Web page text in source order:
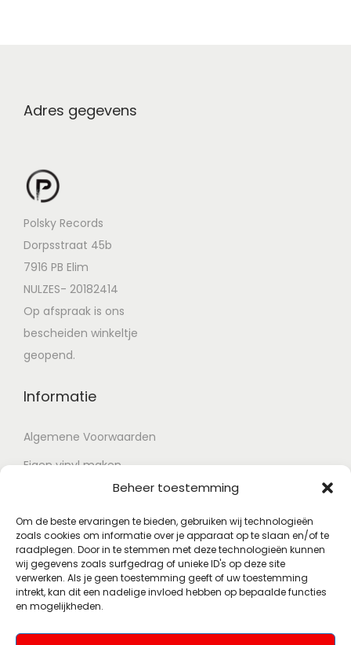
Beheer toestemming
Om de beste ervaringen te bieden, gebruiken wij technologieën
zoals cookies om informatie over je apparaat op te slaan en/of te
raadplegen. Door in te stemmen met deze technologieën kunnen
wij gegevens zoals surfgedrag of unieke ID's op deze site
verwerken. Als je geen toestemming geeft of uw toestemming
intrekt, kan dit een nadelige invloed hebben op bepaalde functies
en mogelijkheden.
Adres gegevens
Polsky Records
Dorpsstraat 45b
7916 PB Elim
NULZES- 20182414
Op afspraak is ons
bescheiden winkeltje
geopend.
Informatie
Algemene Voorwaarden
Eigen vinyl maken
Retour voorwaarden
Contact
Account
Mijn account
Wenslijst